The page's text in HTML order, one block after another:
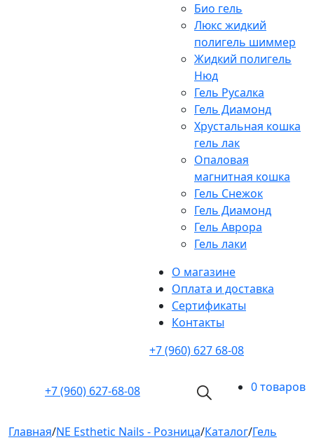
Био гель
Люкс жидкий
полигель шиммер
Жидкий полигель
Нюд
Гель Русалка
Гель Диамонд
Хрустальная кошка
гель лак
Опаловая
магнитная кошка
Гель Снежок
Гель Диамонд
Гель Аврора
Гель лаки
О магазине
Оплата и доставка
Cертификаты
Контакты
+7 (960) 627 68-08
+7 (960) 627-68-08 0 товаров
Главная/NE Esthetic Nails - Розница/Каталог/Гель